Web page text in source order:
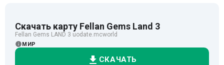
Скачать карту Fellan Gems Land 3
Fellan Gems LAND 3 uodate.mcworld
МИР
СКАЧАТЬ